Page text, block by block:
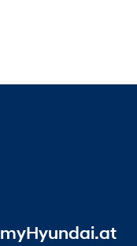
myHyundai.at